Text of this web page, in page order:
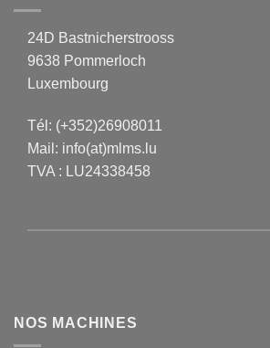
24D Bastnicherstrooss
9638 Pommerloch
Luxembourg
Tél: (+352)26908011
Mail: info(at)mlms.lu
TVA : LU24338458
NOS MACHINES